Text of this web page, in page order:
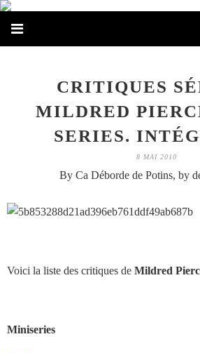
CRITIQUES
MILDRED
SERIES.
8 MAI 2010
By Ca Déborde de Potins, by
Voici la liste des critiques de Mildred
Miniseries